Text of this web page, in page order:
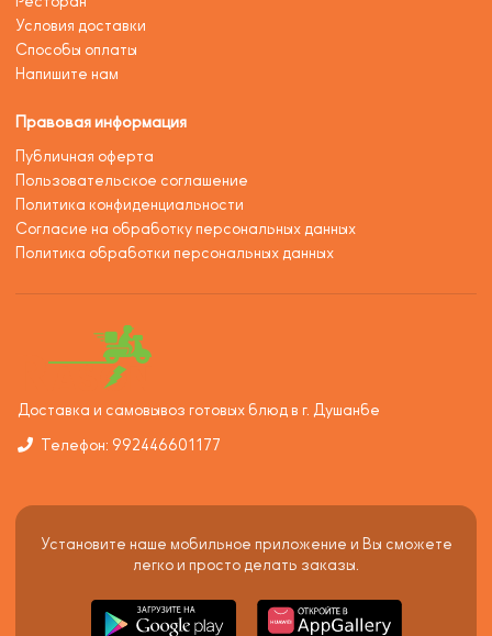
Условия доставки
Способы оплаты
Напишите нам
Правовая информация
Публичная оферта
Пользовательское соглашение
Политика конфиденциальности
Согласие на обработку персональных данных
Политика обработки персональных данных
Доставка и самовывоз готовых блюд в г. Душанбе
Телефон: 992446601177
Установите наше мобильное приложение и Вы сможете
легко и просто делать заказы.